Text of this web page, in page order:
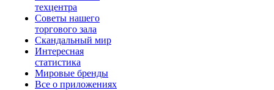
техцентра
Советы нашего
торгового зала
Скандальный мир
Интересная
статистика
Мировые бренды
Все о приложениях